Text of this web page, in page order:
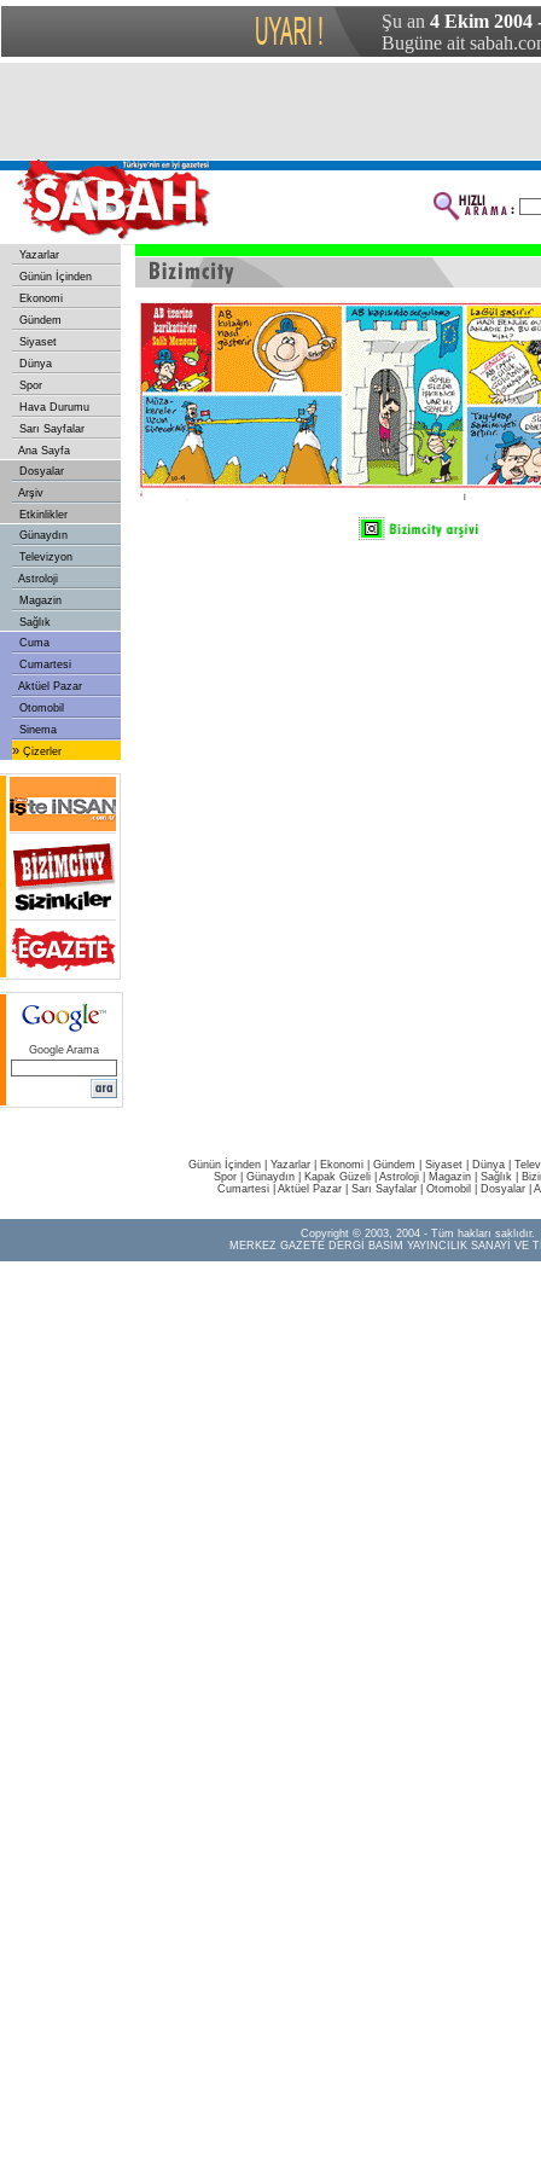
Şu an 4 Ekim 2004
Bugüne ait
Yazarlar
Günün İçinden
Ekonomi
Gündem
Siyaset
Dünya
Spor
Hava Durumu
Sarı Sayfalar
Ana Sayfa
Dosyalar
Arşiv
Etkinlikler
Günaydın
Televizyon
Astroloji
Magazin
Sağlık
Cuma
Cumartesi
Aktüel Pazar
Otomobil
Sinema
» Çizerler
Google Arama
Günün İçinden Yazarlar Ekonomi Gündem Siyaset Dünya |
Spor
Günaydın Kapak Güzeli Astroloji Magazin Sağlık
Cumartesi| Aktüel Pazar| Sarı Sayfalar| Otomobil Dosyalar|
Copyright © 2003, 2004 - Tüm hakları saklıdır.
MERKEZ GAZETE DERGİ BASIM YAYINCILIK SANAYİ VE